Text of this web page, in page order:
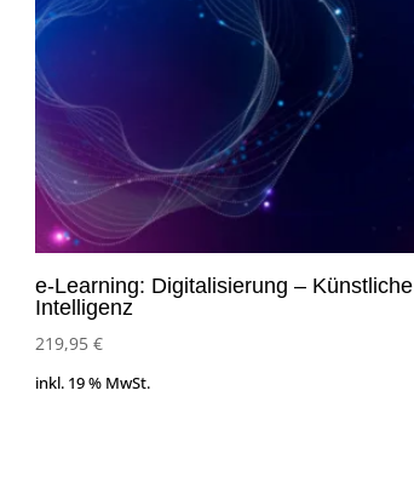
e-Learning: Digitalisierung – Künstliche
Intelligenz
219,95 €
inkl. 19 % MwSt.